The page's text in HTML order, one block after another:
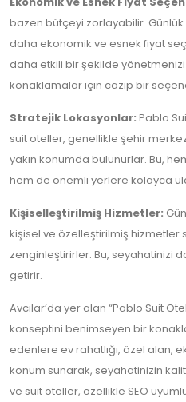
bazen bütçeyi zorlayabilir.
daha ekonomik ve esnek fiyat
daha etkili bir şekilde
konaklamalar için cazip bir
Stratejik Lokasyonlar: Pablo
suit oteller, genellikle şehir
yakın konumda bulunurlar. Bu,
hem de önemli yerlere kolayca
Kişiselleştirilmiş Hizmetler:
kişisel ve özelleştirilmiş hizmetler
zenginleştirirler. Bu, seyahatinizi
getirir.
Avcılar’da yer alan “Pablo Suit
konseptini benimseyen bir
edenlere ev rahatlığı, özel alan,
konum sunarak, seyahatinizin
ve suit oteller, özellikle SEO